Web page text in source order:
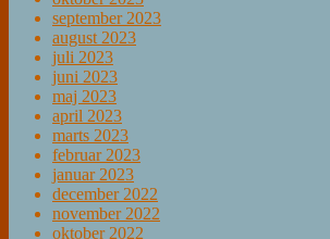
september 2023
august 2023
juli 2023
juni 2023
maj 2023
april 2023
marts 2023
februar 2023
januar 2023
december 2022
november 2022
oktober 2022